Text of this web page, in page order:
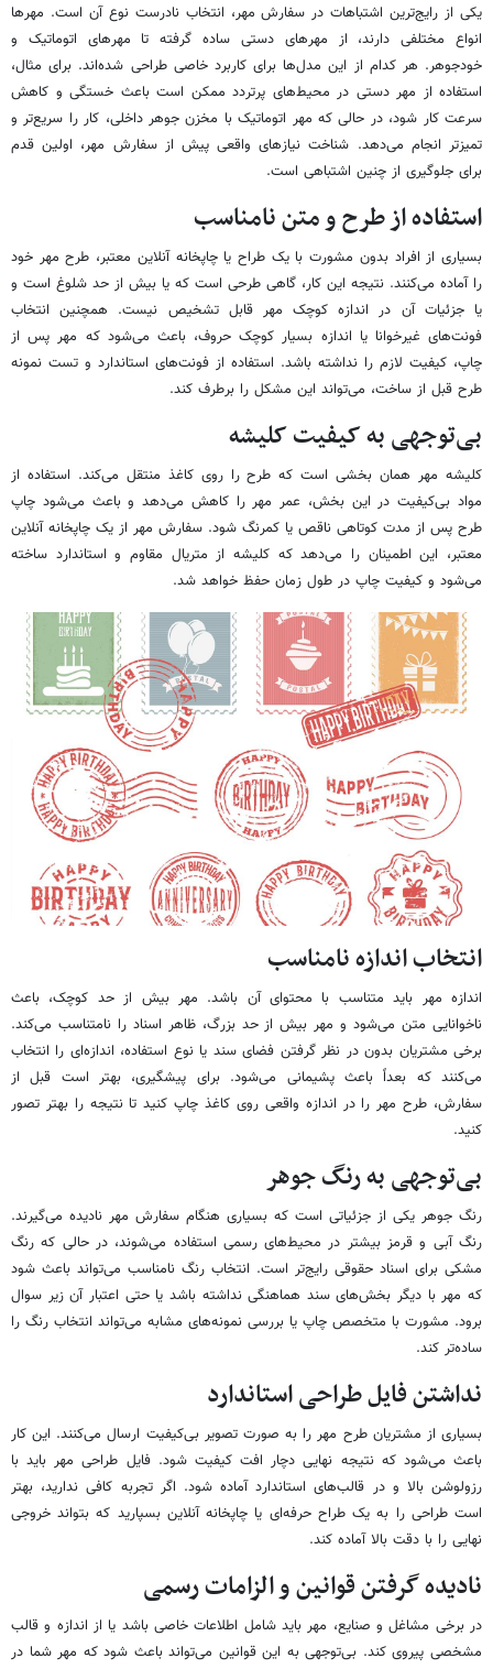
یکی از رایج‌ترین اشتباهات در سفارش مهر، انتخاب نادرست نوع آن است. مهرها
انواع مختلفی دارند، از مهرهای دستی ساده گرفته تا مهرهای اتوماتیک و
خودجوهر. هر کدام از این مدل‌ها برای کاربرد خاصی طراحی شده‌اند. برای مثال،
استفاده از مهر دستی در محیط‌های پرتردد ممکن است باعث خستگی و کاهش
سرعت کار شود، در حالی که مهر اتوماتیک با مخزن جوهر داخلی، کار را سریع‌تر و
تمیزتر انجام می‌دهد. شناخت نیازهای واقعی پیش از سفارش مهر، اولین قدم
برای جلوگیری از چنین اشتباهی است.
استفاده از طرح و متن نامناسب
بسیاری از افراد بدون مشورت با یک طراح یا چاپخانه آنلاین معتبر، طرح مهر خود
را آماده می‌کنند. نتیجه این کار، گاهی طرحی است که یا بیش از حد شلوغ است و
یا جزئیات آن در اندازه کوچک مهر قابل تشخیص نیست. همچنین انتخاب
فونت‌های غیرخوانا یا اندازه بسیار کوچک حروف، باعث می‌شود که مهر پس از
چاپ، کیفیت لازم را نداشته باشد. استفاده از فونت‌های استاندارد و تست نمونه
طرح قبل از ساخت، می‌تواند این مشکل را برطرف کند.
بی‌توجهی به کیفیت کلیشه
کلیشه مهر همان بخشی است که طرح را روی کاغذ منتقل می‌کند. استفاده از
مواد بی‌کیفیت در این بخش، عمر مهر را کاهش می‌دهد و باعث می‌شود چاپ
طرح پس از مدت کوتاهی ناقص یا کمرنگ شود. سفارش مهر از یک چاپخانه آنلاین
معتبر، این اطمینان را می‌دهد که کلیشه از متریال مقاوم و استاندارد ساخته
می‌شود و کیفیت چاپ در طول زمان حفظ خواهد شد.
انتخاب اندازه نامناسب
اندازه مهر باید متناسب با محتوای آن باشد. مهر بیش از حد کوچک، باعث
ناخوانایی متن می‌شود و مهر بیش از حد بزرگ، ظاهر اسناد را نامتناسب می‌کند.
برخی مشتریان بدون در نظر گرفتن فضای سند یا نوع استفاده، اندازه‌ای را انتخاب
می‌کنند که بعداً باعث پشیمانی می‌شود. برای پیشگیری، بهتر است قبل از
سفارش، طرح مهر را در اندازه واقعی روی کاغذ چاپ کنید تا نتیجه را بهتر تصور
کنید.
بی‌توجهی به رنگ جوهر
رنگ جوهر یکی از جزئیاتی است که بسیاری هنگام سفارش مهر نادیده می‌گیرند.
رنگ آبی و قرمز بیشتر در محیط‌های رسمی استفاده می‌شوند، در حالی که رنگ
مشکی برای اسناد حقوقی رایج‌تر است. انتخاب رنگ نامناسب می‌تواند باعث شود
که مهر با دیگر بخش‌های سند هماهنگی نداشته باشد یا حتی اعتبار آن زیر سوال
برود. مشورت با متخصص چاپ یا بررسی نمونه‌های مشابه می‌تواند انتخاب رنگ را
ساده‌تر کند.
نداشتن فایل طراحی استاندارد
بسیاری از مشتریان طرح مهر را به صورت تصویر بی‌کیفیت ارسال می‌کنند. این کار
باعث می‌شود که نتیجه نهایی دچار افت کیفیت شود. فایل طراحی مهر باید با
رزولوشن بالا و در قالب‌های استاندارد آماده شود. اگر تجربه کافی ندارید، بهتر
است طراحی را به یک طراح حرفه‌ای یا چاپخانه آنلاین بسپارید که بتواند خروجی
نهایی را با دقت بالا آماده کند.
نادیده گرفتن قوانین و الزامات رسمی
در برخی مشاغل و صنایع، مهر باید شامل اطلاعات خاصی باشد یا از اندازه و قالب
مشخصی پیروی کند. بی‌توجهی به این قوانین می‌تواند باعث شود که مهر شما در